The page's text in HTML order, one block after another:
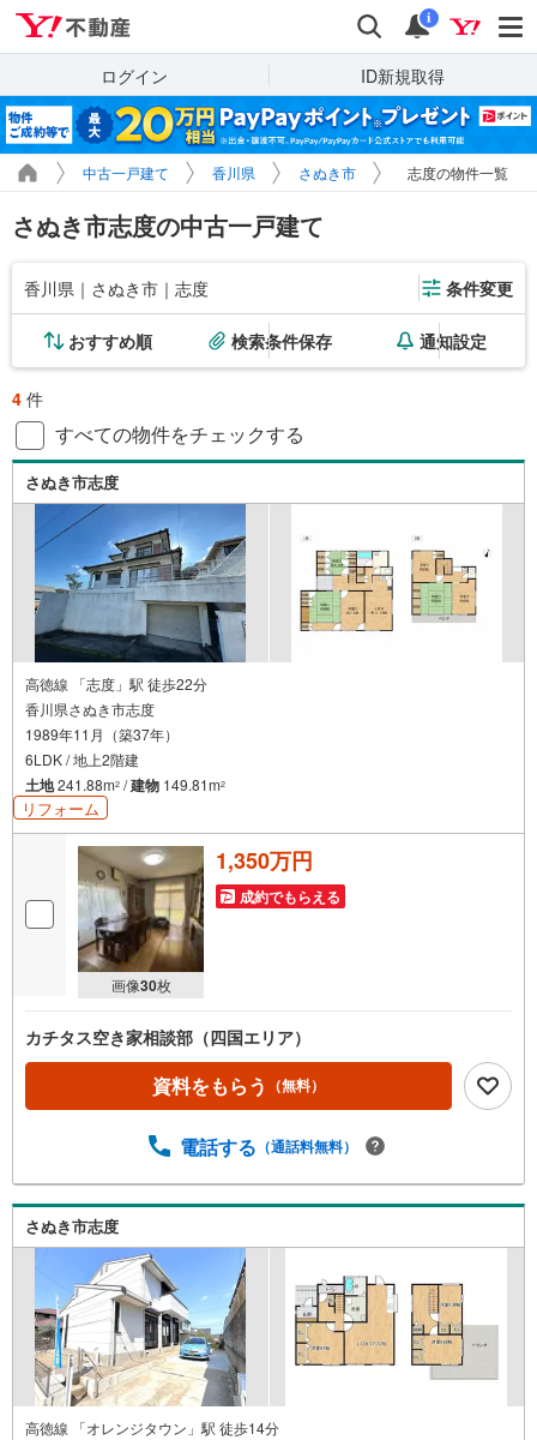
検索 通知
i
ログイン ID新規取得
中古一戸建て 香川県 さぬき市 志度の物件一覧
さぬき市志度の中古一戸建て
香川県｜さぬき市｜志度 条件変更
おすすめ順 検索条件保存 通知設定
4 件
すべての物件をチェックする
さぬき市志度
高徳線 「志度」駅 徒歩22分
香川県さぬき市志度
1989年11月（築37年）
6LDK / 地上2階建
土地241.88m2 /建物 149.81m2
リフォーム
画像30枚
1,350万円
成約でもらえる
カチタス空き家相談部（四国エリア）
資料をもらう （無料）
電話する （通話料無料）
さぬき市志度
高徳線 「オレンジタウン」駅 徒歩14分